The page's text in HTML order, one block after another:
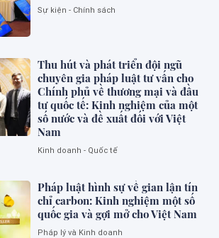
Sự kiện - Chính sách
Thu hút và phát triển đội ngũ
chuyên gia pháp luật tư vấn cho
Chính phủ về thương mại và đầu
tư quốc tế: Kinh nghiệm của một
số nước và đề xuất đối với Việt
Nam
Kinh doanh - Quốc tế
Pháp luật hình sự về gian lận tín
chỉ carbon: Kinh nghiệm một số
quốc gia và gợi mở cho Việt Nam
Pháp lý và Kinh doanh